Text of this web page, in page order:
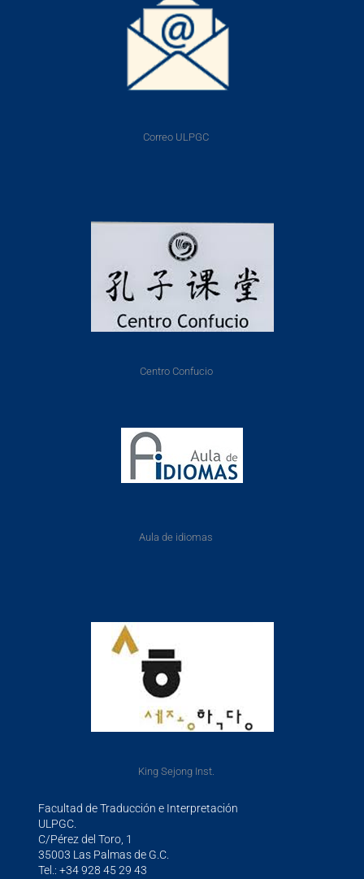
Correo ULPGC
Centro Confucio
Aula de idiomas
King Sejong Inst.
Facultad de Traducción e Interpretación
ULPGC.
C/Pérez del Toro, 1
35003 Las Palmas de G.C.
Tel.: +34 928 45 29 43